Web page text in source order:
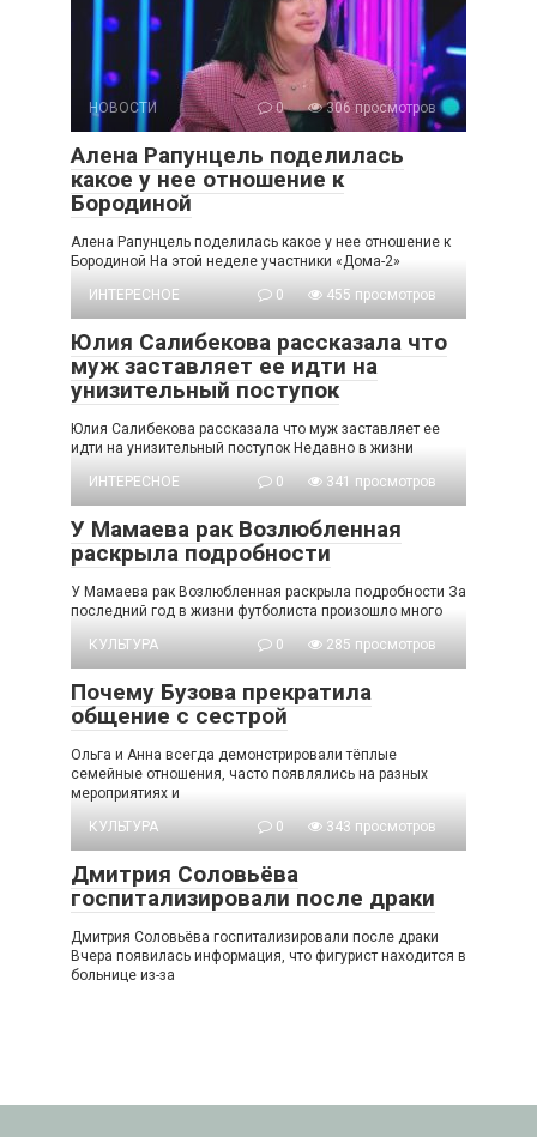
НОВОСТИ 0 306 просмотров
Алена Рапунцель поделилась
какое у нее отношение к
Бородиной
Алена Рапунцель поделилась какое у нее отношение к
Бородиной На этой неделе участники «Дома-2»
ИНТЕРЕСНОЕ
0 455 просмотров
Юлия Салибекова рассказала что
муж заставляет ее идти на
унизительный поступок
Юлия Салибекова рассказала что муж заставляет ее
идти на унизительный поступок Недавно в жизни
ИНТЕРЕСНОЕ
0 341 просмотров
У Мамаева рак Возлюбленная
раскрыла подробности
У Мамаева рак Возлюбленная раскрыла подробности За
последний год в жизни футболиста произошло много
КУЛЬТУРА
0 285 просмотров
Почему Бузова прекратила
общение с сестрой
Ольга и Анна всегда демонстрировали тёплые
семейные отношения, часто появлялись на разных
мероприятиях и
КУЛЬТУРА
0 343 просмотров
Дмитрия Соловьёва
госпитализировали после драки
Дмитрия Соловьёва госпитализировали после драки
Вчера появилась информация, что фигурист находится в
больнице из-за